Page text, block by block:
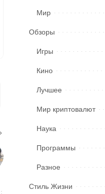
Мир
Обзоры
Игры
Кино
Лучшее
Мир криптовалют
Наука
Программы
Разное
Стиль Жизни